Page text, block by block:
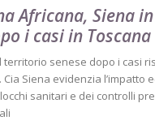
Africana, Siena in
i casi in Toscana
territorio senese dopo i casi
Siena evidenzia l’impatto
sanitari e dei controlli